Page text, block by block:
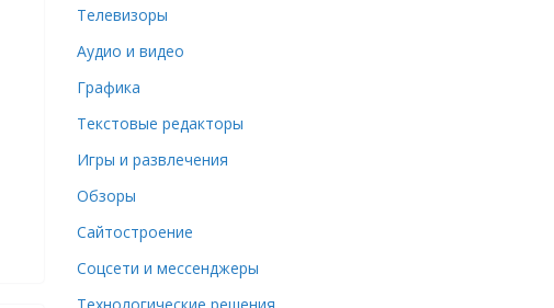
Телевизоры
Аудио и видео
Графика
Текстовые редакторы
Игры и развлечения
Обзоры
Сайтостроение
Соцсети и мессенджеры